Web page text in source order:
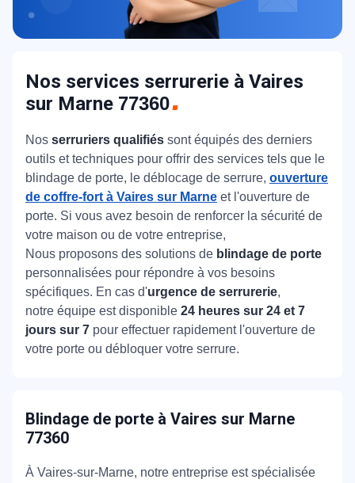
Nos services serrurerie à Vaires
sur Marne 77360
Nos serruriers qualifiés sont équipés des derniers
outils et techniques pour offrir des services tels que le
blindage de porte, le déblocage de serrure, ouverture
de coffre-fort à Vaires sur Marne et l'ouverture de
porte. Si vous avez besoin de renforcer la sécurité de
votre maison ou de votre entreprise,
Nous proposons des solutions de blindage de porte
personnalisées pour répondre à vos besoins
spécifiques. En cas d'urgence de serrurerie,
notre équipe est disponible 24 heures sur 24 et 7
jours sur 7 pour effectuer rapidement l'ouverture de
votre porte ou débloquer votre serrure.
Blindage de porte à Vaires sur Marne
77360
À Vaires-sur-Marne, notre entreprise est spécialisée